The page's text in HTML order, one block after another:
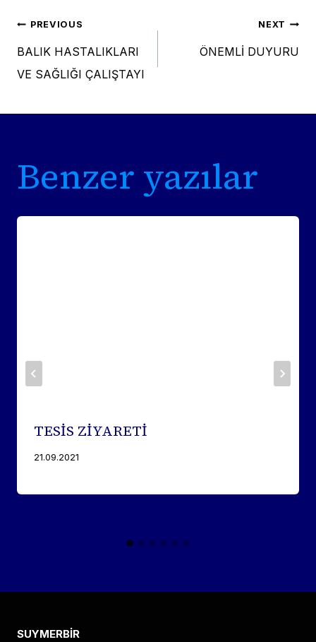
Post
navigation
PREVIOUS
BALIK HASTALIKLARI
VE SAĞLIĞI ÇALIŞTAYI
NEXT
ÖNEMLİ DUYURU
Benzer yazılar
TESİS ZİYARETİ
21.09.2021
SUYMERBİR